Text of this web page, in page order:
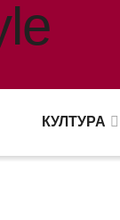
КУЛТУРА